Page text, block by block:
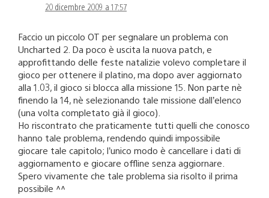
20 dicembre 2009 a 17:57
Faccio un piccolo OT per segnalare un problema con
Uncharted 2. Da poco è uscita la nuova patch, e
approfittando delle feste natalizie volevo completare il
gioco per ottenere il platino, ma dopo aver aggiornato
alla 1.03, il gioco si blocca alla missione 15. Non parte nè
finendo la 14, nè selezionando tale missione dall’elenco
(una volta completato già il gioco).
Ho riscontrato che praticamente tutti quelli che conosco
hanno tale problema, rendendo quindi impossibile
giocare tale capitolo; l’unico modo è cancellare i dati di
aggiornamento e giocare offline senza aggiornare.
Spero vivamente che tale problema sia risolto il prima
possibile ^^